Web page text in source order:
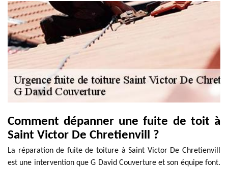
Comment dépanner une fuite de toit à
Saint Victor De Chretienvill ?
La réparation de fuite de toiture à Saint Victor De Chretienvill
est une intervention que G David Couverture et son équipe font.